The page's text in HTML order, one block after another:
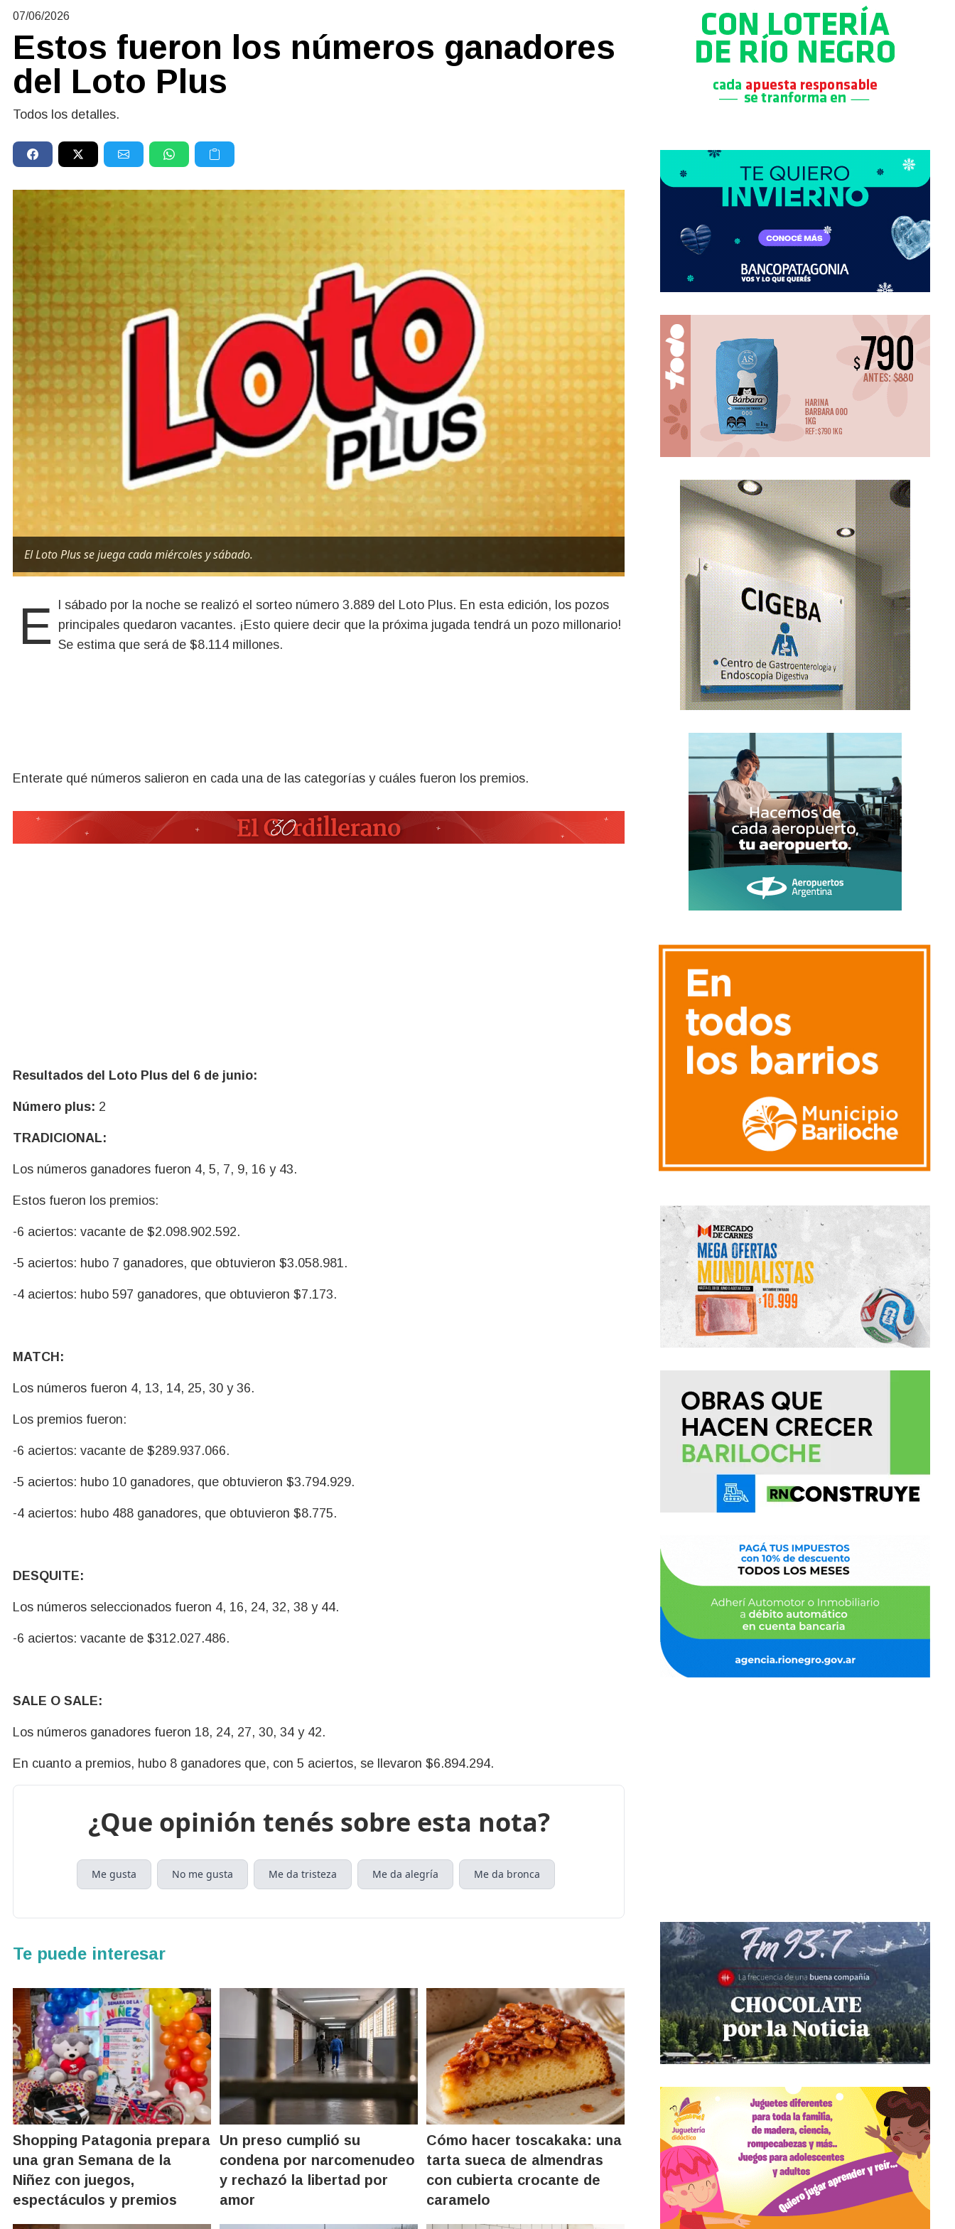
07/06/2026
Estos fueron los números ganadores
del Loto Plus
Todos los detalles.
El Loto Plus se juega cada miércoles y sábado.
El sábado por la noche se realizó el sorteo número 3.889 del Loto Plus. En esta edición, los pozos principales quedaron vacantes. ¡Esto quiere decir que la próxima jugada tendrá un pozo millonario!
Se estima que será de $8.114 millones.
Enterate qué números salieron en cada una de las categorías y cuáles fueron los premios.
Resultados del Loto Plus del 6 de junio:
Número plus: 2
TRADICIONAL:
Los números ganadores fueron 4, 5, 7, 9, 16 y 43.
Estos fueron los premios:
-6 aciertos: vacante de $2.098.902.592.
-5 aciertos: hubo 7 ganadores, que obtuvieron $3.058.981.
-4 aciertos: hubo 597 ganadores, que obtuvieron $7.173.
MATCH:
Los números fueron 4, 13, 14, 25, 30 y 36.
Los premios fueron:
-6 aciertos: vacante de $289.937.066.
-5 aciertos: hubo 10 ganadores, que obtuvieron $3.794.929.
-4 aciertos: hubo 488 ganadores, que obtuvieron $8.775.
DESQUITE:
Los números seleccionados fueron 4, 16, 24, 32, 38 y 44.
-6 aciertos: vacante de $312.027.486.
SALE O SALE:
Los números ganadores fueron 18, 24, 27, 30, 34 y 42.
En cuanto a premios, hubo 8 ganadores que, con 5 aciertos, se llevaron $6.894.294.
¿Que opinión tenés sobre esta nota?
Me gusta No me gusta Me da tristeza Me da alegría Me da bronca
Te puede interesar
Shopping Patagonia prepara
una gran Semana de la
Niñez con juegos,
espectáculos y premios
Un preso cumplió su
condena por narcomenudeo
y rechazó la libertad por
amor
Cómo hacer toscakaka: una
tarta sueca de almendras
con cubierta crocante de
caramelo